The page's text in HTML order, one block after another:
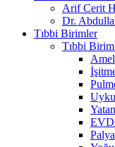
Arif Cerit
Dr.
Tıbbi Birimler
Tıbbi